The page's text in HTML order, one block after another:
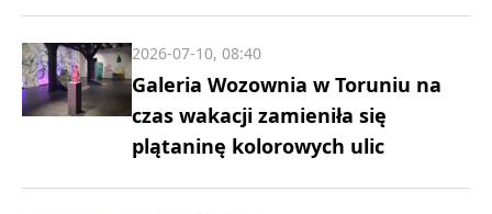
Galeria Wozownia w Toruniu na
czas wakacji zamieniła się
plątaninę kolorowych ulic
2026-07-10, 08:40